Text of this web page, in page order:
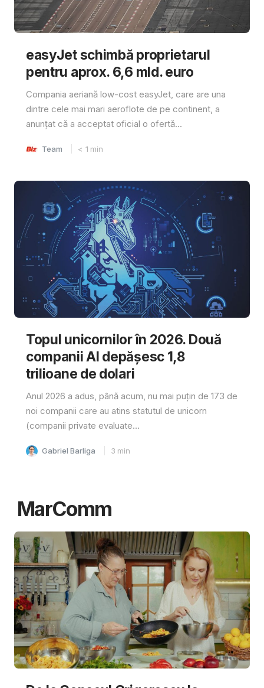
easyJet schimbă proprietarul
pentru aprox. 6,6 mld. euro
Compania aeriană low-cost easyJet, care are una
dintre cele mai mari aeroflote de pe continent, a
anunțat că a acceptat oficial o ofertă...
Team < 1 min
Topul unicornilor în 2026. Două
companii AI depășesc 1,8
trilioane de dolari
Anul 2026 a adus, până acum, nu mai puțin de 173 de
noi companii care au atins statutul de unicorn
(companii private evaluate...
Gabriel Barliga 3 min
MarComm